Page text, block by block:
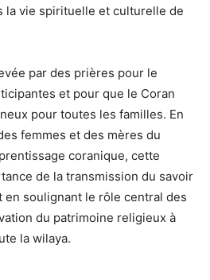
la vie spirituelle et culturelle de
par des prières pour le
et pour que le Coran
pour toutes les familles. En
femmes et des mères du
coranique, cette
de la transmission du savoir
soulignant le rôle central des
du patrimoine religieux à
la wilaya.